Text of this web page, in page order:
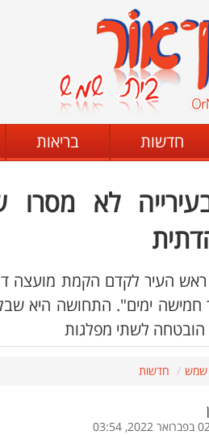
חדשות בריאות
לא
ראש העיר לקדם הקמת מועצה
חמישה ימים". התחושה היא
לשתי מפלגות
שמש חדשות